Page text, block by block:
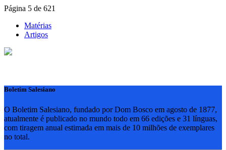
Página 5 de 621
Matérias
Artigos
Boletim Salesiano
O Boletim Salesiano, fundado por Dom Bosco em agosto de 1877,
atualmente é publicado no mundo todo em 66 edições e 31 línguas,
com tiragem anual estimada em mais de 10 milhões de exemplares
no total.